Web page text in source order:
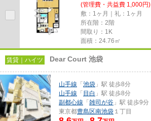
(管理費・共益費 1,000円)
敷：1ヶ月｜礼：1ヶ月
所在階：2階
間取り：1K
面積：24.76㎡
賃貸｜ハイツ Dear Court 池袋
山手線 「 池袋 」駅 徒歩8分
山手線 「 目白 」駅 徒歩8分
副都心線 「 雑司が谷 」駅 徒歩9分
東京都豊島区南池袋 １丁目